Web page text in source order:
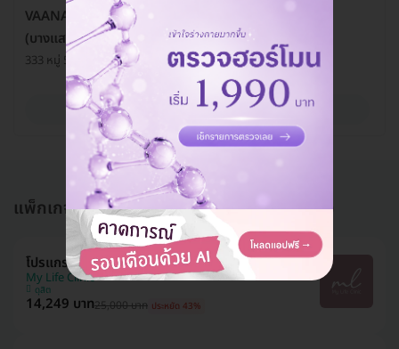
VAANAA LONGEVITY BANGSAEN (วาณา ลองจีวิตี้
(บางแสน) คลินิกเวชกรรม)
333 หมู่ 5 ต. เหมือง อ. เมืองชลบุรี จ. ชลบุรี 20130
ดูรายละเอียด
แพ็กเกจอื่นใน โปรแกรมเมโส (Mesotherapy)
โปรแกรมเมโสหน้า 6 ซีซี
My Life Clinic
ดุสิต
14,249 บาท25,000 บาท ประหยัด 43%